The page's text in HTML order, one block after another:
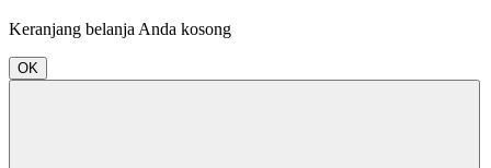
Keranjang belanja Anda kosong
OK